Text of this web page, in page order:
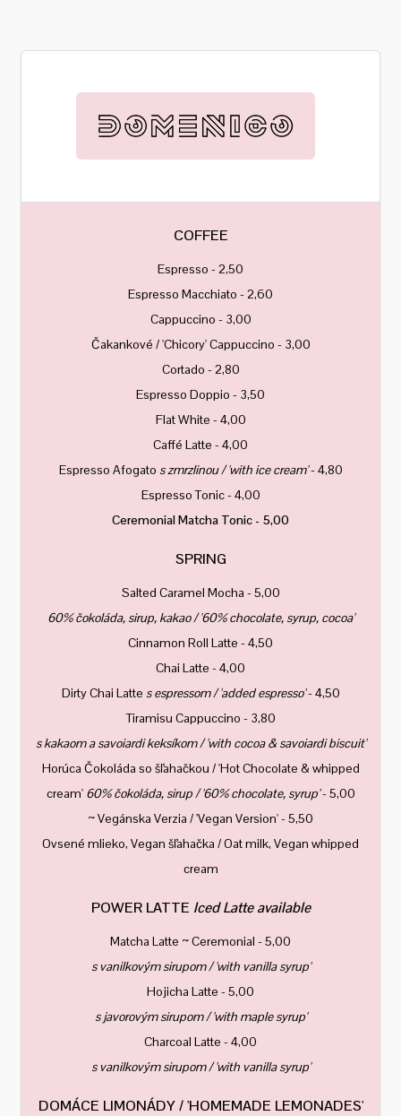
COFFEE
Espresso - 2,50
Espresso Macchiato - 2,60
Cappuccino - 3,00
Čakankové / 'Chicory' Cappuccino - 3,00
Cortado - 2,80
Espresso Doppio - 3,50
Flat White - 4,00
Caffé Latte - 4,00
Espresso Afogato s zmrzlinou / 'with ice cream'- 4,80
Espresso Tonic - 4,00
Ceremonial Matcha Tonic - 5,00
SPRING
Salted Caramel Mocha - 5,00
60% čokoláda, sirup, kakao / '60% chocolate, syrup, cocoa'
Cinnamon Roll Latte - 4,50
Chai Latte - 4,00
Dirty Chai Latte s espressom / 'added espresso'- 4,50
Tiramisu Cappuccino - 3,80
s kakaom a savoiardi keksíkom / 'with cocoa & savoiardi biscuit'
Horúca Čokoláda so šľahačkou / 'Hot Chocolate & whipped
cream' 60% čokoláda, sirup / '60% chocolate, syrup'- 5,00
~ Vegánska Verzia / 'Vegan Version' - 5,50
Ovsené mlieko, Vegan šľahačka / Oat milk, Vegan whipped
cream
POWER LATTE Iced Latte available
Matcha Latte ~ Ceremonial - 5,00
s vanilkovým sirupom / 'with vanilla syrup'
Hojicha Latte - 5,00
s javorovým sirupom / 'with maple syrup'
Charcoal Latte - 4,00
s vanilkovým sirupom / 'with vanilla syrup'
DOMÁCE LIMONÁDY / 'HOMEMADE LEMONADES'